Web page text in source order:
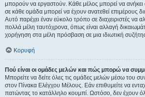
μπορούν να εργαστούν. Κάθε μέλος μπορεί να ανήκει
σε κάθε ομάδα μπορεί να έχουν ανατεθεί επιμέρους
Αυτό παρέχει έναν εύκολο τρόπο σε διαχειριστές να
πολλά μέλη ταυτόχρονα, όπως είναι αλλαγή
χορήγηση στα μέλη πρόσβαση σε μια ιδιωτική
Κορυφή
Πού είναι οι ομάδες μελών και πώς μπορώ να
Μπορείτε να δείτε όλες τις ομάδες μελών μέσω του
στον Πίνακα Ελέγχου Μέλους. Εάν επιθυμείτε να
πατώντας το κατάλληλο κουμπί. Ωστόσο, δεν έχουν